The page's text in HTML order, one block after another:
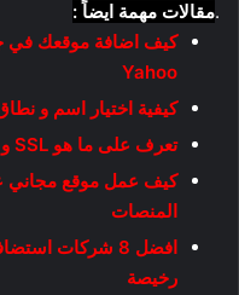
.مقالات مهمة ايضاً :
Yahoo
كيفية اختيار اسم و
تعرف على ما هو SSL و كيف يعمل و انواع الشهادات المختلفة
كيف عمل موقع مجاني
المنصات
افضل 8 شركات
رخيصة